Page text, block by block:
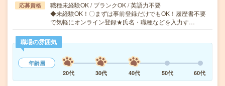
応募資格
職種未経験OK / ブランクOK / 英語力不要
◆未経験OK！〇まずは事前登録だけでもOK！履歴書不要
で気軽にオンライン登録★氏名・職種などを入力す…
職場の雰囲気
年齢層
20代
30代 40代 50代 60代